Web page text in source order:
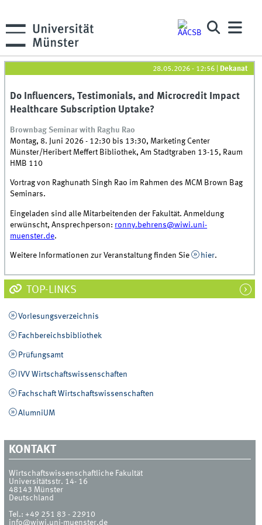
28.05.2026 - 12:56 Dekanat
Do Influencers, Testimonials, and Microcredit Impact
Healthcare Subscription Uptake?
Brownbag Seminar with Raghu Rao
Montag, 8. Juni 2026 - 12:30 bis 13:30, Marketing Center
Münster/Heribert Meffert Bibliothek, Am Stadtgraben 13-15, Raum
HMB 110
Vortrag von Raghunath Singh Rao im Rahmen des MCM Brown Bag
Seminars.
Eingeladen sind alle Mitarbeitenden der Fakultät. Anmeldung
erwünscht, Ansprechperson: ronny.behrens@wiwi.uni-
muenster.de.
Weitere Informationen zur Veranstaltung finden Sie hier.
TOP-LINKS
Vorlesungsverzeichnis
Fachbereichsbibliothek
Prüfungsamt
IVV Wirtschaftswissenschaften
Fachschaft Wirtschaftswissenschaften
AlumniUM
KONTAKT
Wirtschaftswissenschaftliche Fakultät
Universitätsstr. 14- 16
48143 Münster
Deutschland
Tel.:+49 251 83 - 22910
info@wiwi.uni-muenster.de